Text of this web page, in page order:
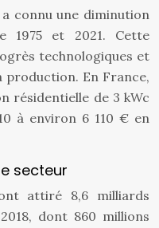
connu une diminution
1975 et 2021. Cette
technologiques et
production. En France,
résidentielle de 3 kWc
à environ 6 110 € en
secteur
attiré 8,6 milliards
dont 860 millions